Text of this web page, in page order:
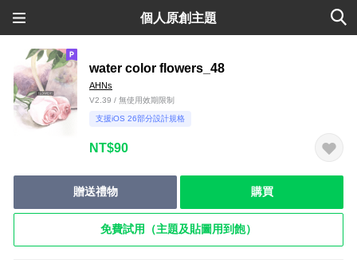
個人原創主題
water color flowers_48
AHNs
V2.39 / 無使用效期限制
支援iOS 26部分設計規格
NT$90
贈送禮物 購買
免費試用（主題及貼圖用到飽）